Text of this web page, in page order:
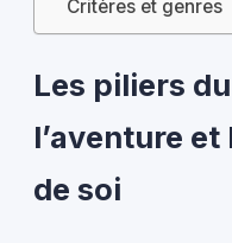
Critères et genres
Les piliers
l’aventure
de soi